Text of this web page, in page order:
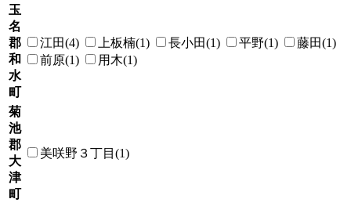
玉
名
郡
和
水
町
江田(4) 上板楠(1) 長小田(1) 平野(1)
藤田(1)
前原(1)
用木(1)
菊
池
郡
大
津
町
美咲野３丁目(1)